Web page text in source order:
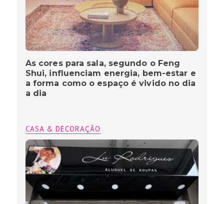
As cores para sala, segundo o Feng
Shui, influenciam energia, bem-estar e
a forma como o espaço é vivido no dia
a dia
CASA & DECORAÇÃO